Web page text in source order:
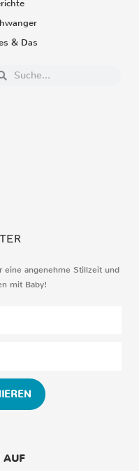
& Das
eine angenehme Stillzeit und
mit Baby!
AUF